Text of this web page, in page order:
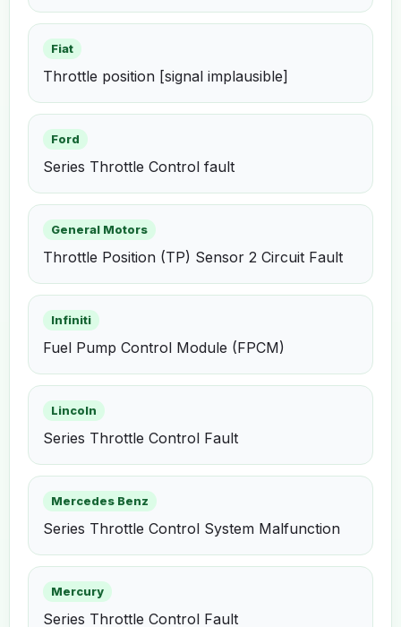
Fiat
Throttle position [signal implausible]
Ford
Series Throttle Control fault
General Motors
Throttle Position (TP) Sensor 2 Circuit Fault
Infiniti
Fuel Pump Control Module (FPCM)
Lincoln
Series Throttle Control Fault
Mercedes Benz
Series Throttle Control System Malfunction
Mercury
Series Throttle Control Fault